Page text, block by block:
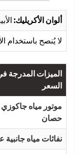
ألوان الأكريليك:
لا يُنصح باستخدام
الميزات المدرجة
السعر
حصان
نفاثات مياه جانبية